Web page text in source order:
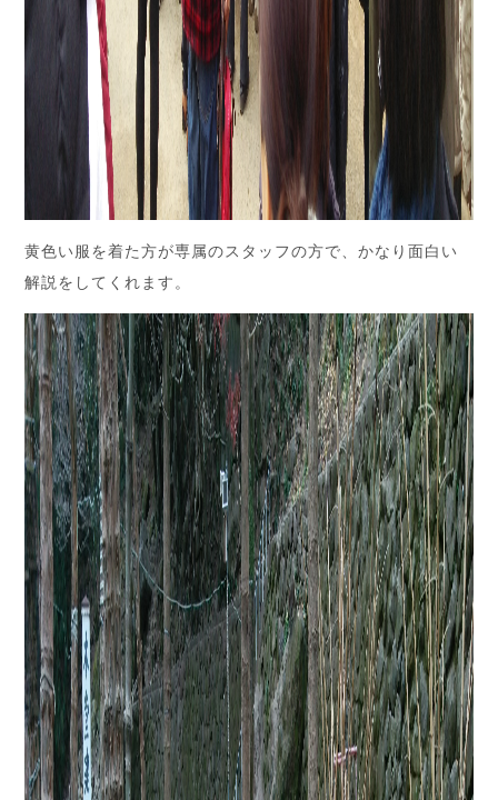
黄色い服を着た方が専属のスタッフの方で、かなり面白い
解説をしてくれます。